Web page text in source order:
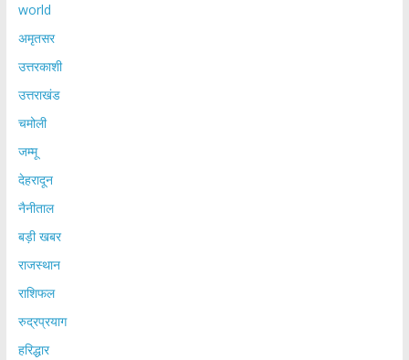
world
अमृतसर
उत्तरकाशी
उत्तराखंड
चमोली
जम्मू
देहरादून
नैनीताल
बड़ी खबर
राजस्थान
राशिफल
रुद्रप्रयाग
हरिद्धार